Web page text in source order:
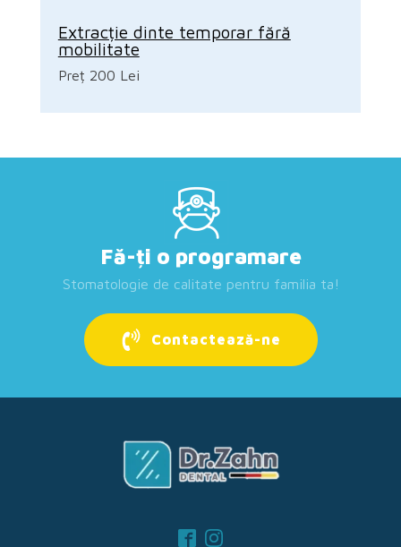
Extracție dinte temporar fără
mobilitate
Preț 200 Lei
Fă-ți o programare
Stomatologie de calitate pentru familia ta!
Contactează-ne